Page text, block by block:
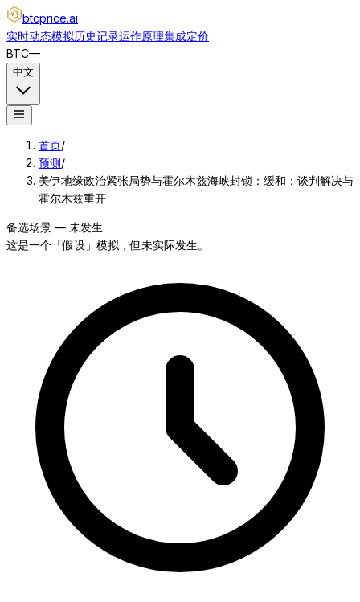
btcprice.ai
实时动态模拟历史记录运作原理集成定价
BTC—
中文
首页/
预测/
美伊地缘政治紧张局势与霍尔木兹海峡封锁：缓和：谈判解决与
霍尔木兹重开
备选场景 — 未发生
这是一个「假设」模拟，但未实际发生。